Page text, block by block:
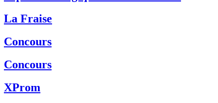
La Fraise
Concours
Concours
XProm